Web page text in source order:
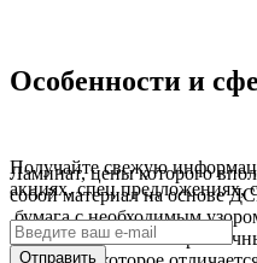
Особенности и
Ламинат, цены которого
собой материал на основе
бумага с необходимым
Рисунок может быть
Получайте свежую
акциях, спец предложениях,